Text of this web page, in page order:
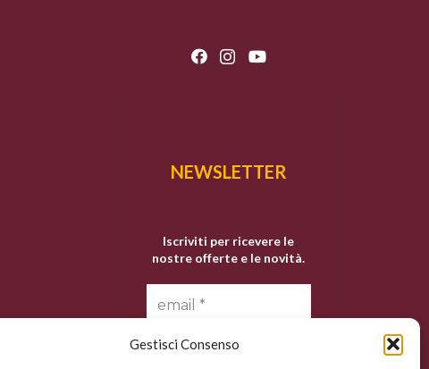
Gestisci Consenso
NEWSLETTER
Iscriviti per ricevere le
nostre offerte e le novità.